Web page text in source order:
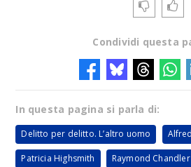
Condividi questa
In questa pagina si parla di:
Delitto per delitto. L’altro uomo
Patricia Highsmith Raymond Chandler